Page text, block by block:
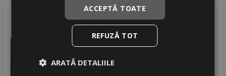
Taurus Winter lt 201
195/75 R16C 107R
Consum
D
ACCEPTĂ TOATE
REFUZĂ TOT
ARATĂ DETALIILE